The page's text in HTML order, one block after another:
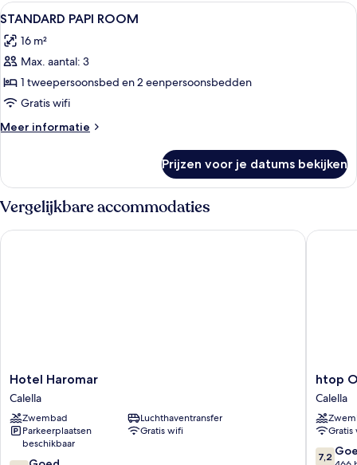
Alle
foto's
voor
STANDARD
PAPI
ROOM
laden
Een bureau, verduisterende
3
STANDARD PAPI ROOM
16 m²
Max. aantal: 3
1 tweepersoonsbed en 2 eenpersoonsbedden
Gratis wifi
Meer informatie
Meer
PAPI
ROOM
Prijzen voor je datums bekijken
Vergelijkbare accommodaties
Hotel
Haromar
Calella
Hotel Haromar
Calella
Zwembad
Luchthaventransfer
Parkeerplaatsen
beschikbaar
Gratis wifi
Hotel Haromar
htop
Olympic
Calella
htop
Calella
Gratis
7.2
7,2
htop